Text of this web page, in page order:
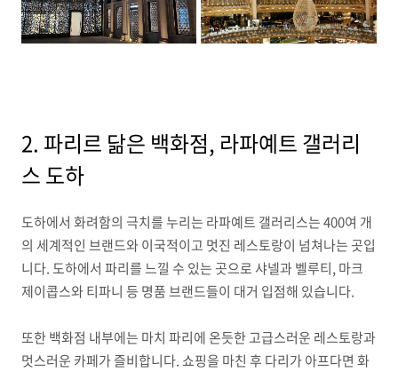
2. 파리르 닮은 백화점, 라파예트 갤러리
스 도하
도하에서 화려함의 극치를 누리는 라파예트 갤러리스는 400여 개
의 세계적인 브랜드와 이국적이고 멋진 레스토랑이 넘쳐나는 곳입
니다. 도하에서 파리를 느낄 수 있는 곳으로 샤넬과 벨루티, 마크
제이콥스와 티파니 등 명품 브랜드들이 대거 입점해 있습니다.
또한 백화점 내부에는 마치 파리에 온듯한 고급스러운 레스토랑과
멋스러운 카페가 즐비합니다. 쇼핑을 마친 후 다리가 아프다면 화